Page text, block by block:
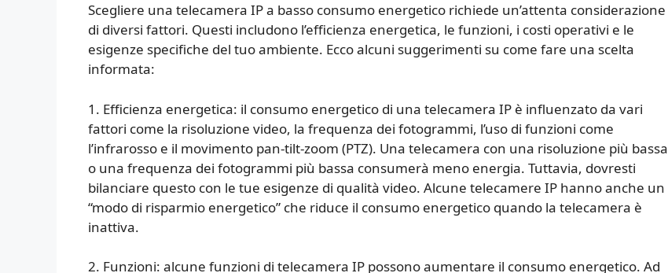
Scegliere una telecamera IP a basso consumo energetico richiede un’attenta considerazione
di diversi fattori. Questi includono l’efficienza energetica, le funzioni, i costi operativi e le
esigenze specifiche del tuo ambiente. Ecco alcuni suggerimenti su come fare una scelta
informata:
1. Efficienza energetica: il consumo energetico di una telecamera IP è influenzato da vari
fattori come la risoluzione video, la frequenza dei fotogrammi, l’uso di funzioni come
l’infrarosso e il movimento pan-tilt-zoom (PTZ). Una telecamera con una risoluzione più bassa
o una frequenza dei fotogrammi più bassa consumerà meno energia. Tuttavia, dovresti
bilanciare questo con le tue esigenze di qualità video. Alcune telecamere IP hanno anche un
“modo di risparmio energetico” che riduce il consumo energetico quando la telecamera è
inattiva.
2. Funzioni: alcune funzioni di telecamera IP possono aumentare il consumo energetico. Ad